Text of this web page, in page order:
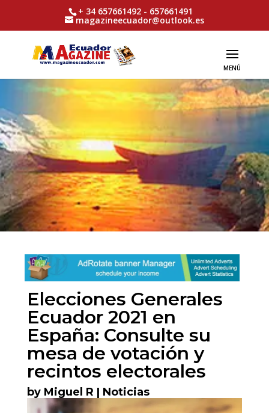
+ 34 657661492 - 657661491
magazineecuador@outlook.es
Elecciones Generales
Ecuador 2021 en
España: Consulte su
mesa de votación y
recintos electorales
by Miguel R | Noticias